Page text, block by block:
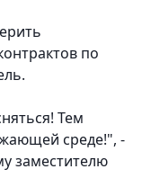
по
Тем
среде!", -
заместителю